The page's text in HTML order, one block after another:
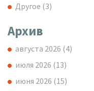
Другое (3)
Архив
августа 2026 (4)
июля 2026 (13)
июня 2026 (15)